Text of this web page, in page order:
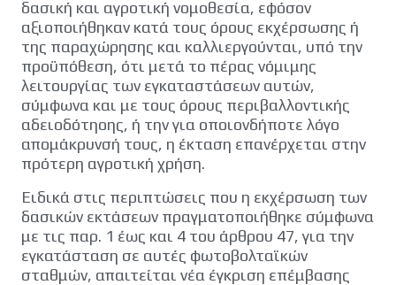
δασική και αγροτική νομοθεσία, εφόσον
αξιοποιήθηκαν κατά τους όρους εκχέρσωσης ή
της παραχώρησης και καλλιεργούνται, υπό την
προϋπόθεση, ότι μετά το πέρας νόμιμης
λειτουργίας των εγκαταστάσεων αυτών,
σύμφωνα και με τους όρους περιβαλλοντικής
αδειοδότηοης, ή την για οποιονδήποτε λόγο
απομάκρυνσή τους, η έκταση επανέρχεται στην
πρότερη αγροτική χρήση.
Ειδικά στις περιπτώσεις που η εκχέρσωση των
δασικών εκτάσεων πραγματοποιήθηκε σύμφωνα
με τις παρ. 1 έως και 4 του άρθρου 47, για την
εγκατάσταση σε αυτές φωτοβολταϊκών
σταθμών, απαιτείται νέα έγκριση επέμβασης